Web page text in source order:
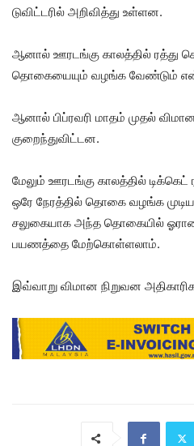
டுவிட்டரில் அறிவித்து உள்ளன.
ஆனால் ஊரடங்கு காலத்தில் ரத்து
தொகையையும் வழங்க வேண்டும்
ஆனால் பிப்ரவரி மாதம் முதல்
குறைந்துவிட்டன.
மேலும் ஊரடங்கு காலத்தில்
ஒரே நேரத்தில் தொகை வழங்க
சலுகையாக அந்த தொகையில்
பயணத்தை மேற்கொள்ளலாம்.
இவ்வாறு விமான நிறுவன